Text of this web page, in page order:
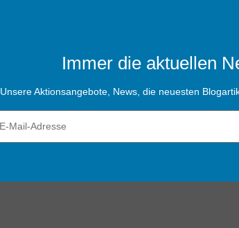
Immer die aktuellen
Unsere Aktionsangebote, News, die neuesten